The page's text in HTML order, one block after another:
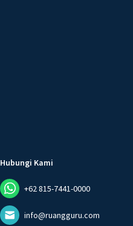
Hubungi Kami
+62 815-7441-0000
info@ruangguru.com